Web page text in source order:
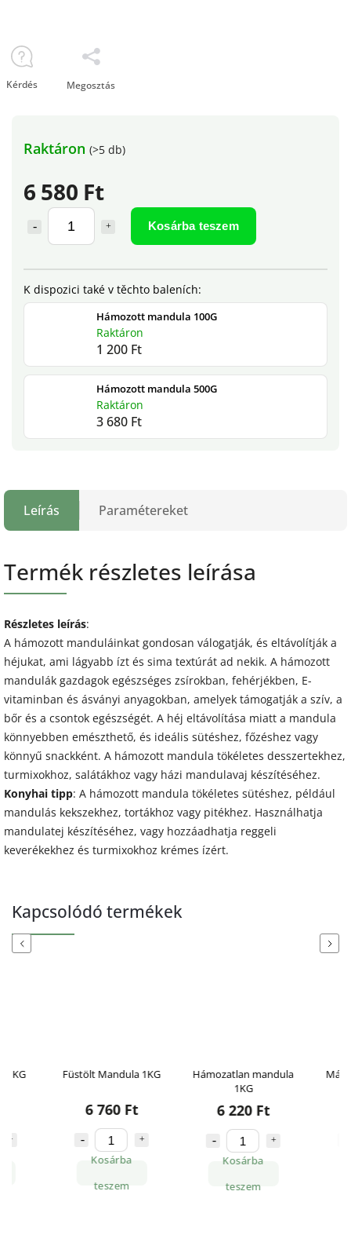
6 580 Ft
Kosárba teszem
Hámozott mandula 100G
Raktáron
1 200 Ft
Hámozott mandula 500G
Raktáron
3 680 Ft
Raktáron (>5 db)
Kérdés Megosztás
Leírás Paramétereket
Termék részletes leírása
Részletes leírás:
A hámozott manduláinkat gondosan válogatják, és eltávolítják a
héjukat, ami lágyabb ízt és sima textúrát ad nekik. A hámozott
mandulák gazdagok egészséges zsírokban, fehérjékben, E-
vitaminban és ásványi anyagokban, amelyek támogatják a szív, a
bőr és a csontok egészségét. A héj eltávolítása miatt a mandula
könnyebben emészthető, és ideális sütéshez, főzéshez vagy
könnyű snackként. A hámozott mandula tökéletes desszertekhez,
turmixokhoz, salátákhoz vagy házi mandulavaj készítéséhez.
Konyhai tipp: A hámozott mandula tökéletes sütéshez, például
mandulás kekszekhez, tortákhoz vagy pitékhez. Használhatja
mandulatej készítéséhez, vagy hozzáadhatja reggeli
keverékekhez és turmixokhoz krémes ízért.
Kapcsolódó termékek
Previous
Füstölt Mandula 1KG
6 760 Ft
Kosárba
teszem
Hámozatlan mandula
6 220 Ft
Kosárba
teszem
Málnás
Next